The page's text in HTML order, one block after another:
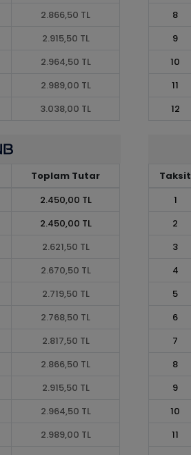
2.866,50 TL
2.915,50 TL
2.964,50 TL
2.989,00 TL
3.038,00 TL
8
9
10
11
12
Toplam Tutar
2.450,00 TL
2.450,00 TL
2.621,50 TL
2.670,50 TL
2.719,50 TL
2.768,50 TL
2.817,50 TL
2.866,50 TL
2.915,50 TL
2.964,50 TL
2.989,00 TL
Taksit
1
2
3
4
5
6
7
8
9
10
11